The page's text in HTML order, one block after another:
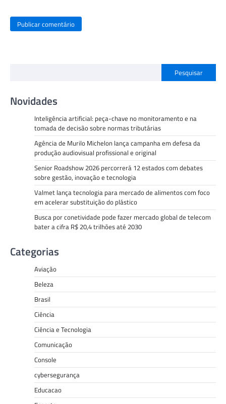
Pesquisar
Novidades
Inteligência artificial: peça-chave no monitoramento e na
tomada de decisão sobre normas tributárias
Agência de Murilo Michelon lança campanha em defesa da
produção audiovisual profissional e original
Senior Roadshow 2026 percorrerá 12 estados com debates
sobre gestão, inovação e tecnologia
Valmet lança tecnologia para mercado de alimentos com foco
em acelerar substituição do plástico
Busca por conetividade pode fazer mercado global de telecom
bater a cifra R$ 20,4 trilhões até 2030
Categorias
Aviação
Beleza
Brasil
Ciência
Ciência e Tecnologia
Comunicação
Console
cybersegurança
Educacao